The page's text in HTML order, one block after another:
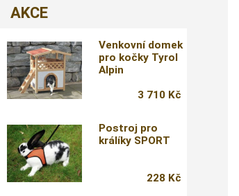
AKCE
Venkovní domek
pro kočky Tyrol
Alpin
3 710 Kč
Postroj pro
králíky SPORT
228 Kč